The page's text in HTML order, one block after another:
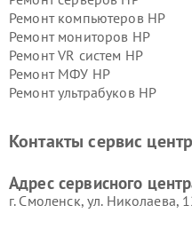
Ремонт компьютеров HP
Ремонт мониторов HP
Ремонт VR систем HP
Ремонт МФУ HP
Ремонт ультрабуков HP
Контакты сервис
Адрес сервисного
г. Смоленск, ул. Николаева,